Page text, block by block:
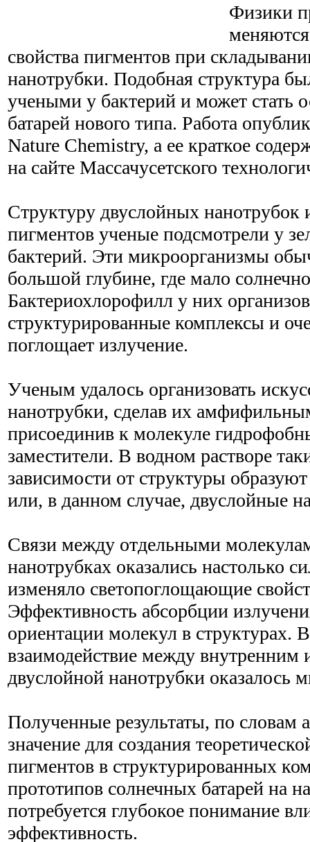
Физики
свойства пигментов при
нанотрубки. Подобная структура
учеными у бактерий и может стать
батарей нового типа. Работа
Nature Chemistry, а ее краткое
на сайте Массачусетского
Структуру двуслойных нанотрубок
пигментов ученые подсмотрели у
бактерий. Эти микроорганизмы
большой глубине, где мало
Бактериохлорофилл у них
структурированные комплексы и
поглощает излучение.
Ученым удалось организовать
нанотрубки, сделав их
присоединив к молекуле
заместители. В водном растворе
зависимости от структуры
или, в данном случае, двуслойные
Связи между отдельными
нанотрубках оказались настолько
изменяло светопоглощающие
Эффективность абсорбции
ориентации молекул в структурах.
взаимодействие между
двуслойной нанотрубки оказалось
Полученные результаты, по словам
значение для создания
пигментов в структурированных
прототипов солнечных батарей на
потребуется глубокое понимание
эффективность.